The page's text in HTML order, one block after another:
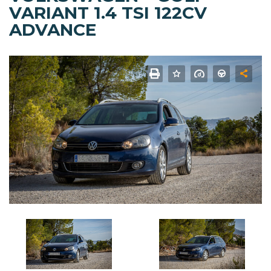
VARIANT 1.4 TSI 122CV
ADVANCE